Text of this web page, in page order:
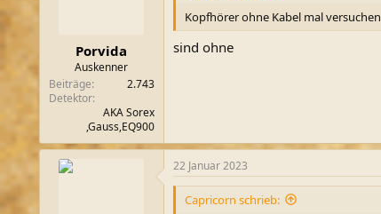
e
n
Porvida
Auskenner
Beiträge
2.743
Detektor
AKA Sorex
,Gauss,EQ900
Kopfhörer ohne Kabel mal versuchen
sind ohne
22 Januar 2023
Capricorn schrieb: